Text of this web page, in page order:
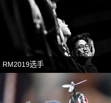
RM2019选手